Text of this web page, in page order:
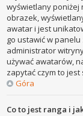
wyświetlany poniżej
obrazek,
awatar i jest
go ustawić w
administrator
używać awatarów,
zapytać czym to
Góra
Co to jest ranga i